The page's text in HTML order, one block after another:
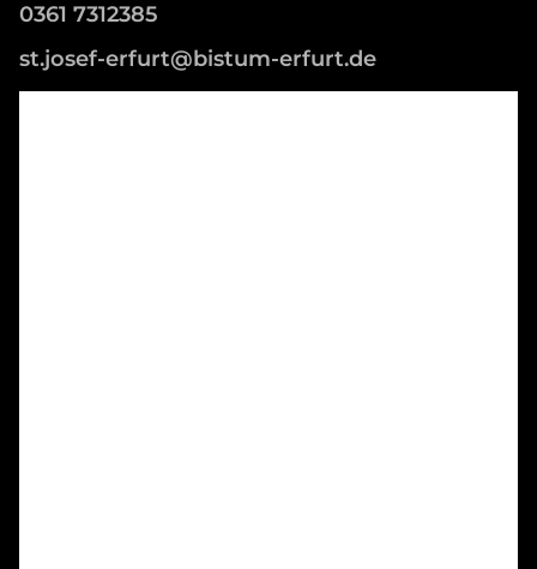
0361 7312385
st.josef-erfurt@bistum-erfurt.de